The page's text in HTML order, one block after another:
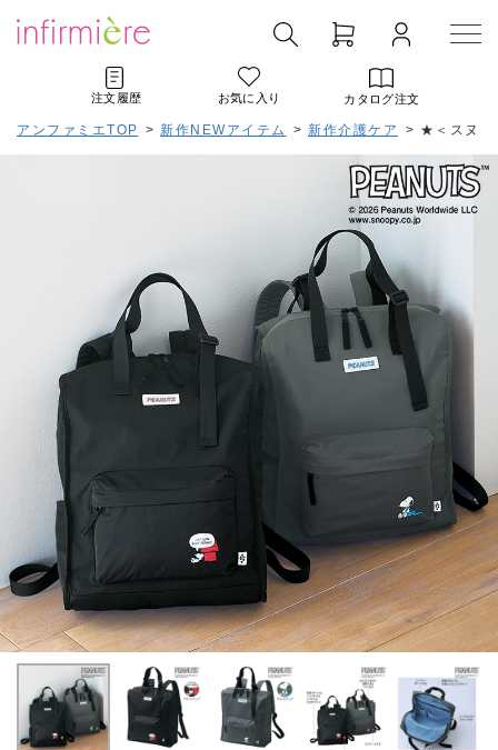
注文履歴 お気に入り カタログ注文
アンファミエTOP > 新作NEWアイテム > 新作介護ケア > ★＜スヌー